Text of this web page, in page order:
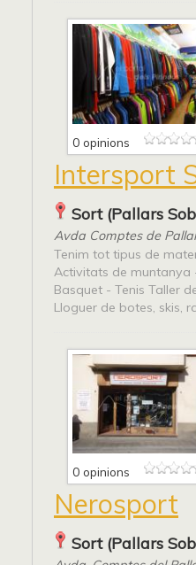
0 opinions
Intersport
Sort (Pallars
Avda Comptes de
Tenim tot tipus de
Activitats de muntanya
Basquet - Tenis Taller
Lloguer de botes, skis,
0 opinions
Nerosport
Sort (Pallars